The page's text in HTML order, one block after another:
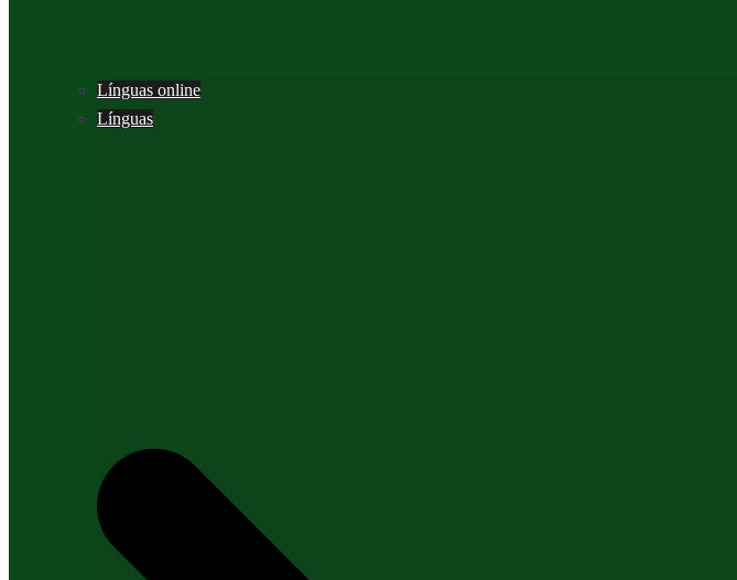
Línguas online
Línguas